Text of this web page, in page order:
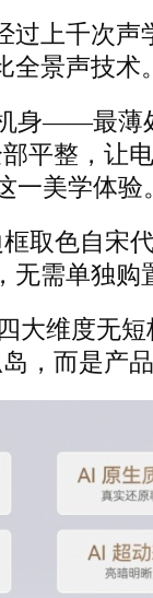
上千次声
全景声技术
身——最薄
平整，让
一美学体验
取色自宋
无需单独购
大维度无
，而是产